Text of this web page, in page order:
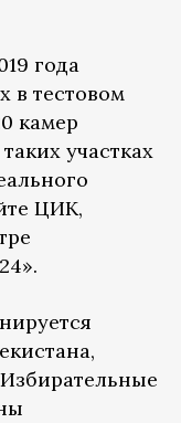
года
в тестовом
камер
участках
ЦИК,